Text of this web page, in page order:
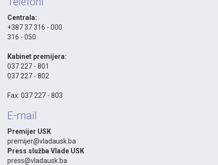
Centrala:
+387 37 316 - 000
316 - 050
Kabinet premijera:
037 227 - 801
037 227 - 802
Fax: 037 227 - 803
E-mail
Premijer USK
premijer@vladausk.ba
Press služba Vlade USK
press@vladausk.ba